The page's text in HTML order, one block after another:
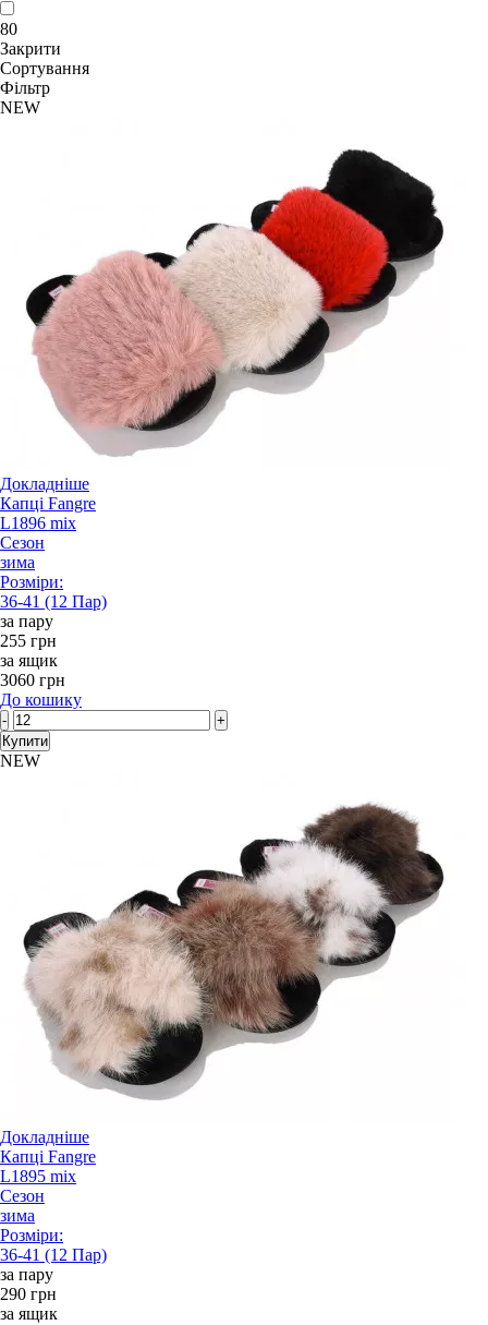
80
Закрити
Сортування
Фільтр
NEW
Докладніше
Капці Fangre
L1896 mix
Сезон
зима
Розміри:
36-41 (12 Пар)
за пару
255 грн
за ящик
3060 грн
До кошику
-
+
Купити
NEW
Докладніше
Капці Fangre
L1895 mix
Сезон
зима
Розміри:
36-41 (12 Пар)
за пару
290 грн
за ящик